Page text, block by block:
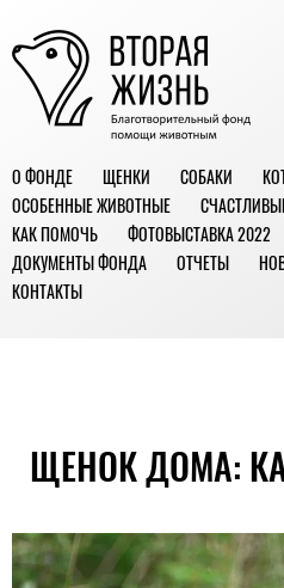
О ФОНДЕ ЩЕНКИ СОБАКИ
ОСОБЕННЫЕ ЖИВОТНЫЕ
КАК ПОМОЧЬ
ФОТОВЫСТАВКА 2022
ДОКУМЕНТЫ ФОНДА
ОТЧЕТЫ
КОНТАКТЫ
ЩЕНОК ДОМА: